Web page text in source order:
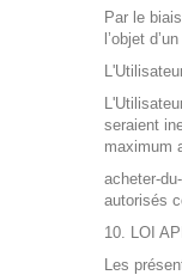
Par le
l’objet
seraient
maximum
acheter-
autorisés
10. LOI
Les